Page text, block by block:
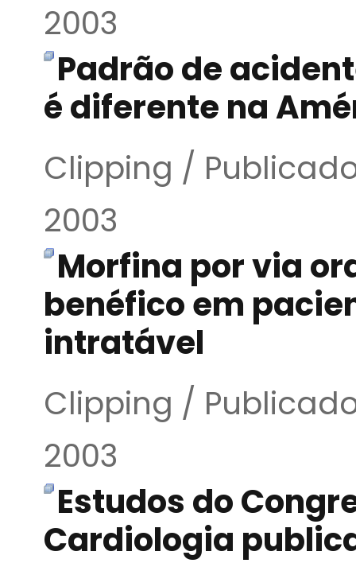
2003
Padrão de
é diferente na
Clipping /
2003
Morfina por via
benéfico em
intratável
Clipping /
2003
Estudos do
Cardiologia